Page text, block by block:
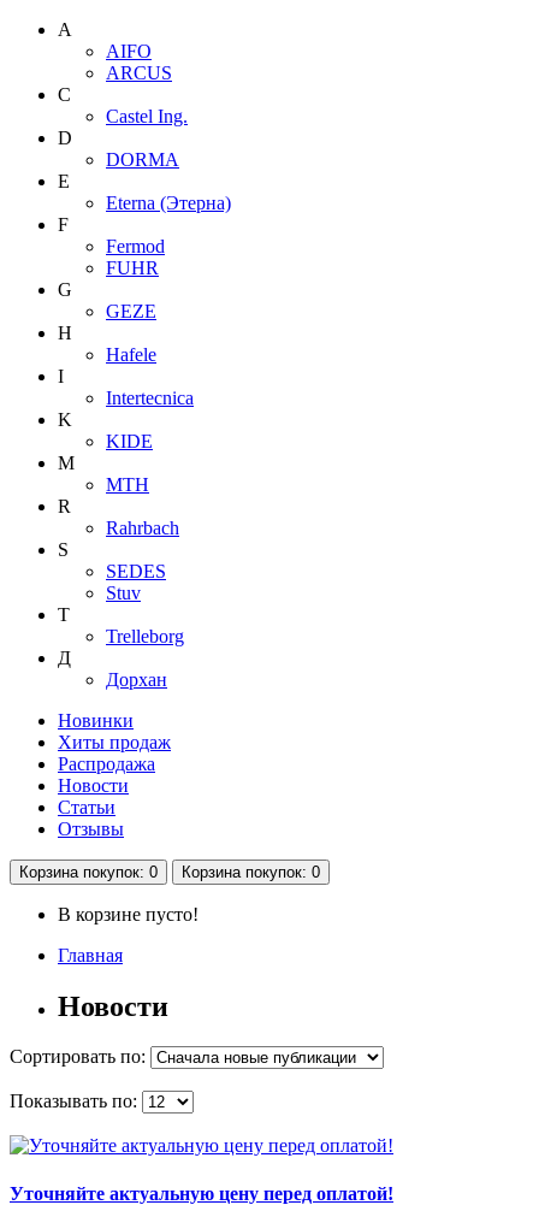
A
AIFO
ARCUS
C
Castel Ing.
D
DORMA
E
Eterna (Этерна)
F
Fermod
FUHR
G
GEZE
H
Hafele
I
Intertecnica
K
KIDE
M
MTH
R
Rahrbach
S
SEDES
Stuv
T
Trelleborg
Д
Дорхан
Новинки
Хиты продаж
Распродажа
Новости
Статьи
Отзывы
Корзина покупок: 0 Корзина покупок: 0
В корзине пусто!
Главная
Новости
Сортировать по:
Показывать по:
Уточняйте актуальную цену перед оплатой!